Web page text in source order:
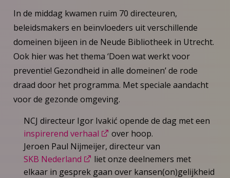
In de middag kwamen ruim 70 directeuren,
beleidsmakers en beïnvloeders uit verschillende
domeinen bijeen in de Neude Bibliotheek in Utrecht.
Ook hier was het thema ‘Doen wat werkt voor
preventie! Gezondheid in alle domeinen’ de rode
draad door het programma. Met speciale aandacht
voor de gezonde omgeving.
NCJ directeur Igor Ivakić opende de dag met een
inspirerend verhaal
over hoop.
Jeroen Paul Nijmeijer, directeur van
SKB Nederland
liet onze deelnemers met
elkaar in gesprek gaan over kansen(on)gelijkheid